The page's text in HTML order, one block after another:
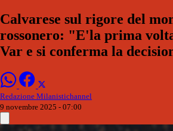
Calvarese sul rigore del
rossonero: "E'la prima
Var e si conferma la
Redazione Milanistichannel
9 novembre 2025 - 07:00